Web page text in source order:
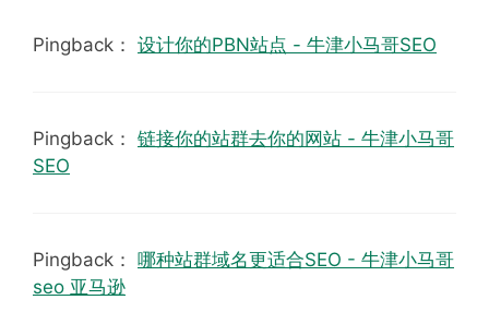
Pingback： 设计你的PBN站点 - 牛津小马哥SEO
Pingback： 链接你的站群去你的网站 - 牛津小马哥
SEO
Pingback： 哪种站群域名更适合SEO - 牛津小马哥
seo 亚马逊